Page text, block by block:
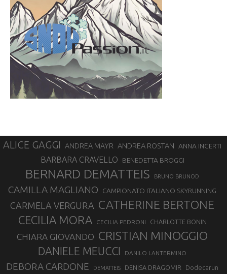
ALICE GAGGI ANDREA MAYR ANDREA ROSTAN ANNA INCERTI
BARBARA CRAVELLO BENEDETTA BROGGI
BERNARD DEMATTEIS BRUNO BRUNOD
CAMILLA MAGLIANO CAMPIONATO ITALIANO SKYRUNNING
CARMELA VERGURA CATHERINE BERTONE
CECILIA MORA CECILIA PEDRONI CHARLOTTE BONIN
CHIARA GIOVANDO CRISTIAN MINOGGIO
DANIELE MEUCCI DANILO LANTERMINO
DEBORA CARDONE DEMATTEIS DENISA DRAGOMIR Dodecarun